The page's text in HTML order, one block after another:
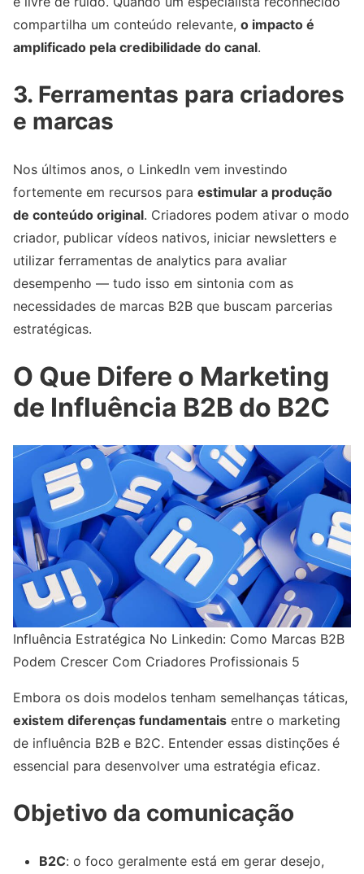
compartilha um conteúdo relevante, o impacto é
amplificado pela credibilidade do canal.
3. Ferramentas para criadores
e marcas
Nos últimos anos, o LinkedIn vem investindo
fortemente em recursos para estimular a produção
de conteúdo original. Criadores podem ativar o modo
criador, publicar vídeos nativos, iniciar newsletters e
utilizar ferramentas de analytics para avaliar
desempenho — tudo isso em sintonia com as
necessidades de marcas B2B que buscam parcerias
estratégicas.
O Que Difere o Marketing
de Influência B2B do B2C
Influência Estratégica No Linkedin: Como Marcas B2B
Podem Crescer Com Criadores Profissionais 5
Embora os dois modelos tenham semelhanças táticas,
existem diferenças fundamentais entre o marketing
de influência B2B e B2C. Entender essas distinções é
essencial para desenvolver uma estratégia eficaz.
Objetivo da comunicação
B2C: o foco geralmente está em gerar desejo,